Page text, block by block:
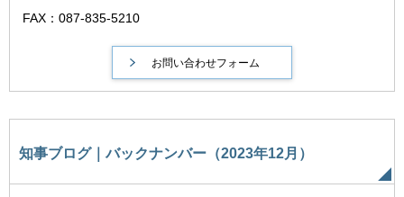
FAX：087-835-5210
知事ブログ｜バックナンバー（2023年12月）